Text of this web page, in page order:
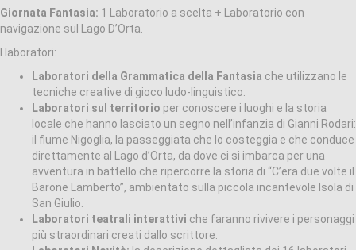
Giornata Fantasia: 1 Laboratorio a scelta + Laboratorio con
navigazione sul Lago D’Orta.
I laboratori:
Laboratori della Grammatica della Fantasia che utilizzano le
tecniche creative di gioco ludo-linguistico.
Laboratori sul territorio per conoscere i luoghi e la storia
locale che hanno lasciato un segno nell’infanzia di Gianni Rodari:
il fiume Nigoglia, la passeggiata che lo costeggia e che conduce
direttamente al Lago d’Orta, da dove ci si imbarca per una
avventura in battello che ripercorre la storia di “C’era due volte il
Barone Lamberto”, ambientato sulla piccola incantevole Isola di
San Giulio.
Laboratori teatrali interattivi che faranno rivivere i personaggi
più straordinari creati dallo scrittore.